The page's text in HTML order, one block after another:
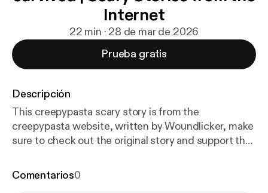
Internet
22 min · 28 de mar de 2026
Prueba gratis
Descripción
This creepypasta scary story is from the
creepypasta website, written by Woundlicker, make
sure to check out the original story and support the
tps://www.creepypasta.com/the-squeeze/
Comentarios0